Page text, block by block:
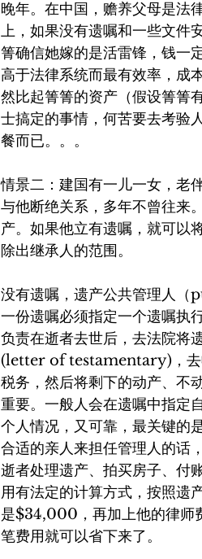
晚年。在中国，赡养父母是法
上，如果没有遗嘱和一些文件
箐确信她嫁的是活雷锋，钱一
高于法律系统而最有效率，成
然比起箐箐的资产（假设箐箐
士搞定的事情，何苦要去考验
餐而已。。。
情景二：建国有一儿一女，老
与他断绝关系，多年不曾往来
产。如果他立有遗嘱，就可以
除出继承人的范围。
没有遗嘱，遗产公共管理人
一份遗嘱必须指定一个遗嘱执
负责在逝者去世后，去法院将
(letter of testamentary)，去
税务，然后将剩下的动产、不
重要。一般人会在遗嘱中指定
个人情况，又可靠，最关键的
合适的亲人来担任管理人的
逝者处理遗产、拍买房子、付
用有法定的计算方式，按照遗
是$34,000，再加上他的律师
笔费用就可以省下来了。